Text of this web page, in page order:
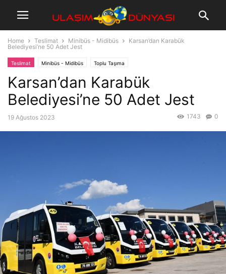
Home Teslimat Minibüs - Midibüs
Karsan’dan Karabük
Belediyesi’ne 50 Adet Jest
Teslimat Minibüs - Midibüs Toplu Taşıma
Karsan’dan Karabük
Belediyesi’ne 50 Adet Jest
19 Ağustos 2023 0
1743